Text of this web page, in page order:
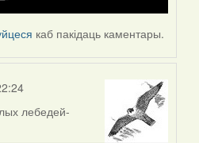
каб пакідаць каментары.
лебедей-